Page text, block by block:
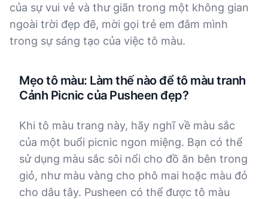
của sự vui vẻ và thư giãn trong một không gian
ngoài trời đẹp đẽ, mời gọi trẻ em đắm mình
trong sự sáng tạo của việc tô màu.
Mẹo tô màu: Làm thế nào để tô màu tranh
Cảnh Picnic của Pusheen đẹp?
Khi tô màu trang này, hãy nghĩ về màu sắc
của một buổi picnic ngon miệng. Bạn có thể
sử dụng màu sắc sôi nổi cho đồ ăn bên trong
giỏ, như màu vàng cho phô mai hoặc màu đỏ
cho dâu tây. Pusheen có thể được tô màu